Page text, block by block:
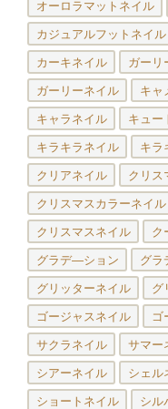
オーロラマットネイル
カジュアルフットネイル
カーキネイル ガーリ
ガーリーネイル キャ
キャラネイル キュー
キラキラネイル キラ
クリアネイル クリス
クリスマスカラーネイル
クリスマスネイル ク
グラデ―ション グラ
グリッターネイル グ
ゴージャスネイル ゴ
サクラネイル サマー
シアーネイル シェル
ショートネイル シル